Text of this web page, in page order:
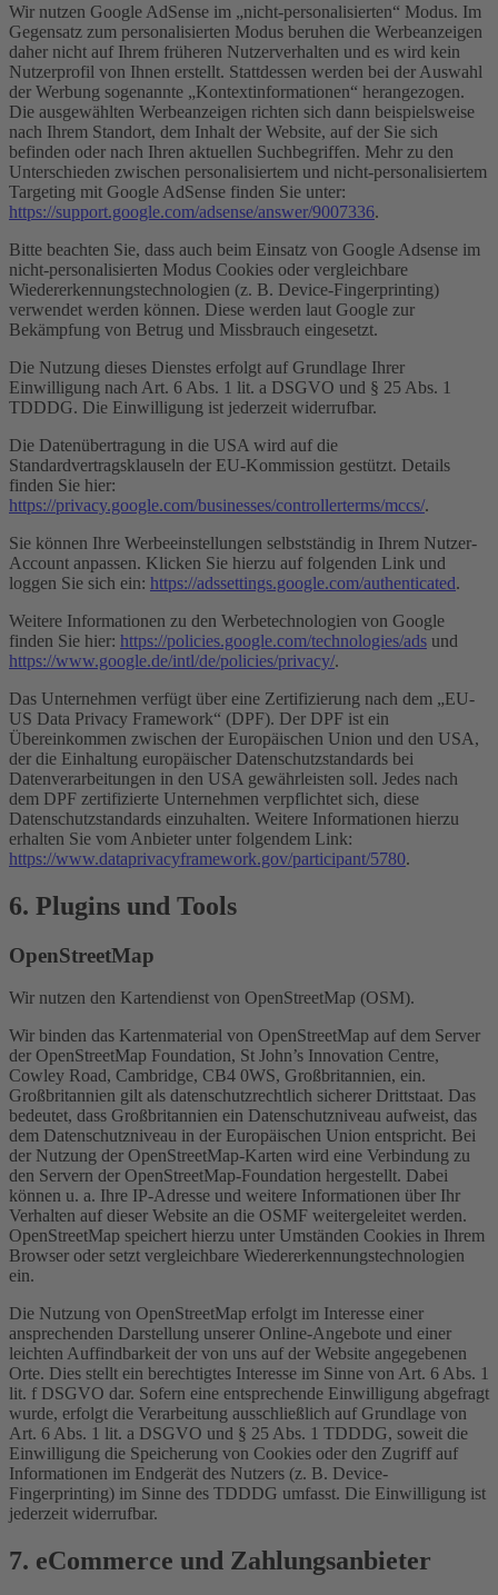
Wir nutzen Google AdSense im „nicht-personalisierten“ Modus. Im
Gegensatz zum personalisierten Modus beruhen die Werbeanzeigen
daher nicht auf Ihrem früheren Nutzerverhalten und es wird kein
Nutzerprofil von Ihnen erstellt. Stattdessen werden bei der Auswahl
der Werbung sogenannte „Kontextinformationen“ herangezogen.
Die ausgewählten Werbeanzeigen richten sich dann beispielsweise
nach Ihrem Standort, dem Inhalt der Website, auf der Sie sich
befinden oder nach Ihren aktuellen Suchbegriffen. Mehr zu den
Unterschieden zwischen personalisiertem und nicht-personalisiertem
Targeting mit Google AdSense finden Sie unter:
https://support.google.com/adsense/answer/9007336.
Bitte beachten Sie, dass auch beim Einsatz von Google Adsense im
nicht-personalisierten Modus Cookies oder vergleichbare
Wiedererkennungstechnologien (z. B. Device-Fingerprinting)
verwendet werden können. Diese werden laut Google zur
Bekämpfung von Betrug und Missbrauch eingesetzt.
Die Nutzung dieses Dienstes erfolgt auf Grundlage Ihrer
Einwilligung nach Art. 6 Abs. 1 lit. a DSGVO und § 25 Abs. 1
TDDDG. Die Einwilligung ist jederzeit widerrufbar.
Die Datenübertragung in die USA wird auf die
Standardvertragsklauseln der EU-Kommission gestützt. Details
finden Sie hier:
https://privacy.google.com/businesses/controllerterms/mccs/.
Sie können Ihre Werbeeinstellungen selbstständig in Ihrem Nutzer-
Account anpassen. Klicken Sie hierzu auf folgenden Link und
loggen Sie sich ein: https://adssettings.google.com/authenticated.
Weitere Informationen zu den Werbetechnologien von Google
finden Sie hier: https://policies.google.com/technologies/ads und
https://www.google.de/intl/de/policies/privacy/.
Das Unternehmen verfügt über eine Zertifizierung nach dem „EU-
US Data Privacy Framework“ (DPF). Der DPF ist ein
Übereinkommen zwischen der Europäischen Union und den USA,
der die Einhaltung europäischer Datenschutzstandards bei
Datenverarbeitungen in den USA gewährleisten soll. Jedes nach
dem DPF zertifizierte Unternehmen verpflichtet sich, diese
Datenschutzstandards einzuhalten. Weitere Informationen hierzu
erhalten Sie vom Anbieter unter folgendem Link:
https://www.dataprivacyframework.gov/participant/5780.
6. Plugins und Tools
OpenStreetMap
Wir nutzen den Kartendienst von OpenStreetMap (OSM).
Wir binden das Kartenmaterial von OpenStreetMap auf dem Server
der OpenStreetMap Foundation, St John’s Innovation Centre,
Cowley Road, Cambridge, CB4 0WS, Großbritannien, ein.
Großbritannien gilt als datenschutzrechtlich sicherer Drittstaat. Das
bedeutet, dass Großbritannien ein Datenschutzniveau aufweist, das
dem Datenschutzniveau in der Europäischen Union entspricht. Bei
der Nutzung der OpenStreetMap-Karten wird eine Verbindung zu
den Servern der OpenStreetMap-Foundation hergestellt. Dabei
können u. a. Ihre IP-Adresse und weitere Informationen über Ihr
Verhalten auf dieser Website an die OSMF weitergeleitet werden.
OpenStreetMap speichert hierzu unter Umständen Cookies in Ihrem
Browser oder setzt vergleichbare Wiedererkennungstechnologien
ein.
Die Nutzung von OpenStreetMap erfolgt im Interesse einer
ansprechenden Darstellung unserer Online-Angebote und einer
leichten Auffindbarkeit der von uns auf der Website angegebenen
Orte. Dies stellt ein berechtigtes Interesse im Sinne von Art. 6 Abs. 1
lit. f DSGVO dar. Sofern eine entsprechende Einwilligung abgefragt
wurde, erfolgt die Verarbeitung ausschließlich auf Grundlage von
Art. 6 Abs. 1 lit. a DSGVO und § 25 Abs. 1 TDDDG, soweit die
Einwilligung die Speicherung von Cookies oder den Zugriff auf
Informationen im Endgerät des Nutzers (z. B. Device-
Fingerprinting) im Sinne des TDDDG umfasst. Die Einwilligung ist
jederzeit widerrufbar.
7. eCommerce und Zahlungs­anbieter